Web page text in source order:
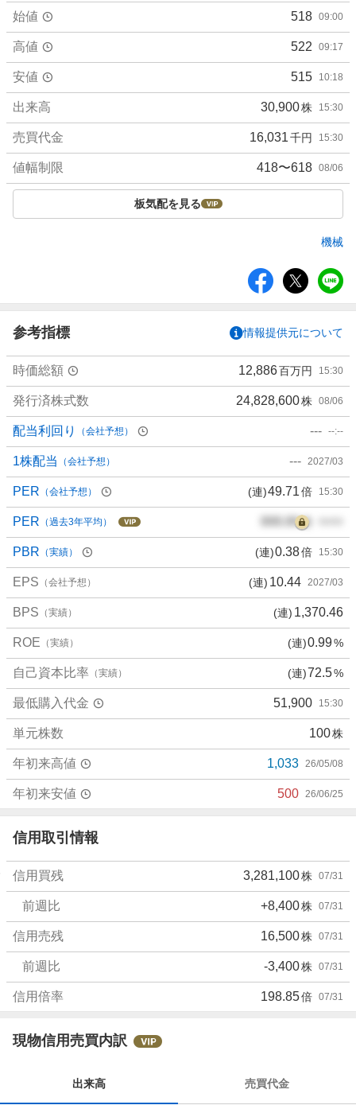
始値 518 09:00
高値 522 09:17
安値 515 10:18
出来高 30,900株 15:30
売買代金 16,031千円 15:30
値幅制限 418〜618 08/06
板気配を見る
機械
ア
参考指標 情報提供元について
時価総額 12,886百万円 15:30
発行済株式数 24,828,600株 08/06
配当利回り （会社予想） --- --:--
1株配当 （会社予想） --- 2027/03
PER （会社予想） (連)49.71倍 15:30
PER （過去3年平均） 000.00倍
PBR （実績） (連)0.38倍 15:30
EPS （会社予想） (連) 10.44 2027/03
BPS （実績） (連) 1,370.46
ROE （実績） (連)0.99%
自己資本比率 （実績） (連)72.5%
最低購入代金 51,900 15:30
単元株数 100株
年初来高値 1,033 26/05/08
年初来安値 500 26/06/25
信用取引情報
信用買残 3,281,100株 07/31
前週比 +8,400株 07/31
信用売残 16,500株 07/31
前週比 -3,400株 07/31
信用倍率 198.85倍 07/31
現物信用売買内訳
出来高 売買代金